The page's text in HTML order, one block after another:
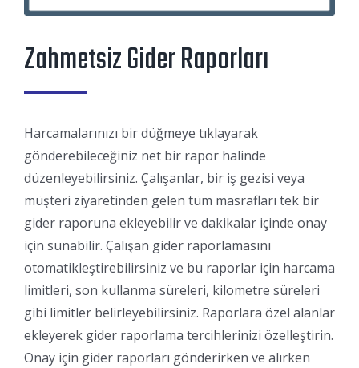
Zahmetsiz Gider Raporları
Harcamalarınızı bir düğmeye tıklayarak
gönderebileceğiniz net bir rapor halinde
düzenleyebilirsiniz. Çalışanlar, bir iş gezisi veya
müşteri ziyaretinden gelen tüm masrafları tek bir
gider raporuna ekleyebilir ve dakikalar içinde onay
için sunabilir. Çalışan gider raporlamasını
otomatikleştirebilirsiniz ve bu raporlar için harcama
limitleri, son kullanma süreleri, kilometre süreleri
gibi limitler belirleyebilirsiniz. Raporlara özel alanlar
ekleyerek gider raporlama tercihlerinizi özelleştirin.
Onay için gider raporları gönderirken ve alırken